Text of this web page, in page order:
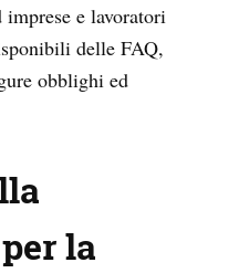
e lavoratori
delle FAQ,
obblighi ed
la